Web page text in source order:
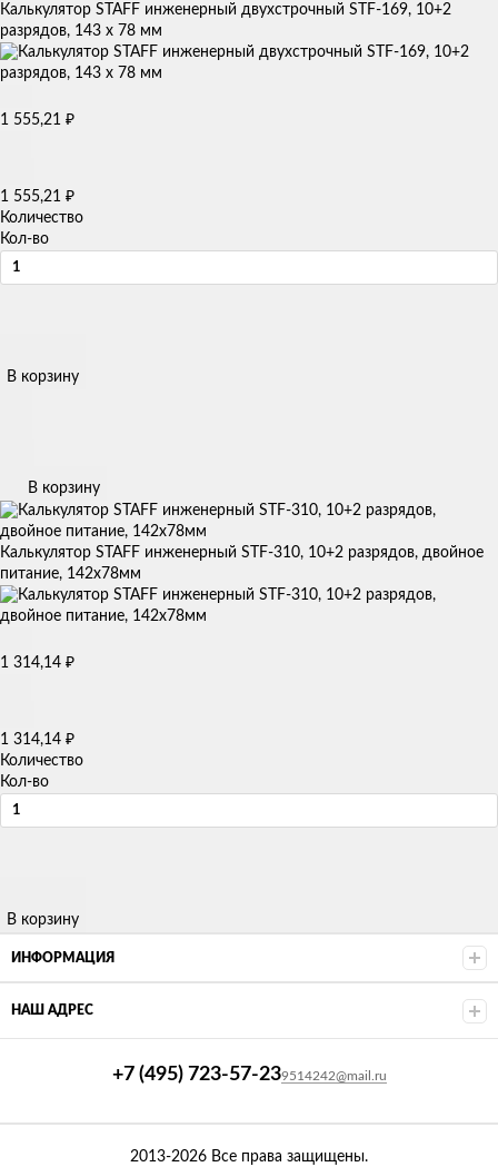
Калькулятор STAFF инженерный двухстрочный STF-169, 10+2
разрядов, 143 х 78 мм
1 555,21 ₽
1 555,21 ₽
Количество
Кол-во
В корзину
В корзину
Калькулятор STAFF инженерный STF-310, 10+2 разрядов, двойное
питание, 142х78мм
1 314,14 ₽
1 314,14 ₽
Количество
Кол-во
В корзину
ИНФОРМАЦИЯ
НАШ АДРЕС
+7 (495) 723-57-239514242@mail.ru
2013-2026 Все права защищены.